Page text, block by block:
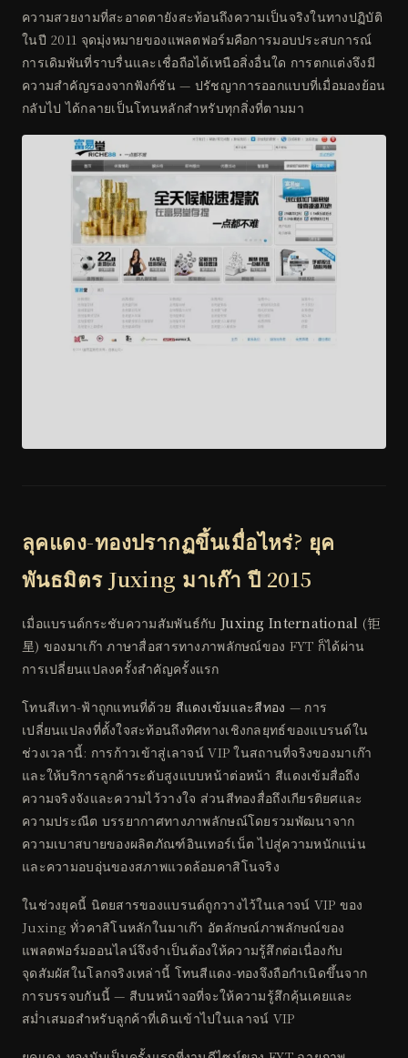
ความสวยงามที่สะอาดตายังสะท้อนถึงความเป็นจริงในทางปฏิบัติ
ในปี 2011 จุดมุ่งหมายของแพลตฟอร์มคือการมอบประสบการณ์
การเดิมพันที่ราบรื่นและเชื่อถือได้เหนือสิ่งอื่นใด การตกแต่งจึงมี
ความสำคัญรองจากฟังก์ชัน — ปรัชญาการออกแบบที่เมื่อมองย้อน
กลับไป ได้กลายเป็นโทนหลักสำหรับทุกสิ่งที่ตามมา
ลุคแดง-ทองปรากฏขึ้นเมื่อไหร่? ยุค
พันธมิตร Juxing มาเก๊า ปี 2015
เมื่อแบรนด์กระชับความสัมพันธ์กับ Juxing International (钜
星) ของมาเก๊า ภาษาสื่อสารทางภาพลักษณ์ของ FYT ก็ได้ผ่าน
การเปลี่ยนแปลงครั้งสำคัญครั้งแรก
โทนสีเทา-ฟ้าถูกแทนที่ด้วย สีแดงเข้มและสีทอง — การ
เปลี่ยนแปลงที่ตั้งใจสะท้อนถึงทิศทางเชิงกลยุทธ์ของแบรนด์ใน
ช่วงเวลานี้: การก้าวเข้าสู่เลาจน์ VIP ในสถานที่จริงของมาเก๊า
และให้บริการลูกค้าระดับสูงแบบหน้าต่อหน้า สีแดงเข้มสื่อถึง
ความจริงจังและความไว้วางใจ ส่วนสีทองสื่อถึงเกียรติยศและ
ความประณีต บรรยากาศทางภาพลักษณ์โดยรวมพัฒนาจาก
ความเบาสบายของผลิตภัณฑ์อินเทอร์เน็ต ไปสู่ความหนักแน่น
และความอบอุ่นของสภาพแวดล้อมคาสิโนจริง
ในช่วงยุคนี้ นิตยสารของแบรนด์ถูกวางไว้ในเลาจน์ VIP ของ
Juxing ทั่วคาสิโนหลักในมาเก๊า อัตลักษณ์ภาพลักษณ์ของ
แพลตฟอร์มออนไลน์จึงจำเป็นต้องให้ความรู้สึกต่อเนื่องกับ
จุดสัมผัสในโลกจริงเหล่านี้ โทนสีแดง-ทองจึงถือกำเนิดขึ้นจาก
การบรรจบกันนี้ — สีบนหน้าจอที่จะให้ความรู้สึกคุ้นเคยและ
สม่ำเสมอสำหรับลูกค้าที่เดินเข้าไปในเลาจน์ VIP